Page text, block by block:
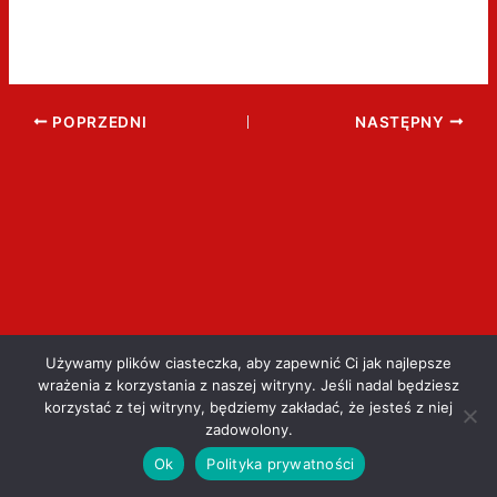
POPRZEDNI NASTĘPNY
Używamy plików ciasteczka, aby zapewnić Ci jak najlepsze
wrażenia z korzystania z naszej witryny. Jeśli nadal będziesz
korzystać z tej witryny, będziemy zakładać, że jesteś z niej
zadowolony.
Ok
Polityka prywatności